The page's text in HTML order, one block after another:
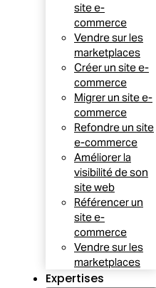
site e-
commerce
Vendre sur les
marketplaces
Créer un site e-
commerce
Migrer un site e-
commerce
Refondre un site
e-commerce
Améliorer la
visibilité de son
site web
Référencer un
site e-
commerce
Vendre sur les
marketplaces
Expertises